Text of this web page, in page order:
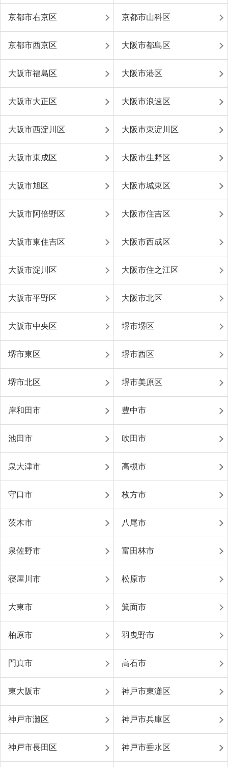
京都市右京区 京都市山科区
京都市西京区 大阪市都島区
大阪市福島区 大阪市港区
大阪市大正区 大阪市浪速区
大阪市西淀川区 大阪市東淀川区
大阪市東成区 大阪市生野区
大阪市旭区 大阪市城東区
大阪市阿倍野区 大阪市住吉区
大阪市東住吉区 大阪市西成区
大阪市淀川区 大阪市住之江区
大阪市平野区 大阪市北区
大阪市中央区 堺市堺区
堺市東区 堺市西区
堺市北区 堺市美原区
岸和田市 豊中市
池田市 吹田市
泉大津市 高槻市
守口市 枚方市
茨木市 八尾市
泉佐野市 富田林市
寝屋川市 松原市
大東市 箕面市
柏原市 羽曳野市
門真市 高石市
東大阪市 神戸市東灘区
神戸市灘区 神戸市兵庫区
神戸市長田区 神戸市垂水区